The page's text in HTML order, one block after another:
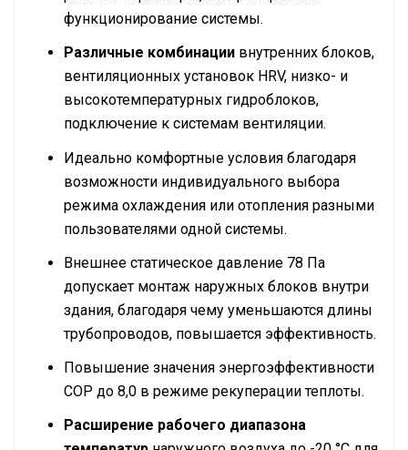
функционирование системы.
Различные комбинации внутренних блоков,
вентиляционных установок HRV, низко- и
высокотемпературных гидроблоков,
подключение к системам вентиляции.
Идеально комфортные условия благодаря
возможности индивидуального выбора
режима охлаждения или отопления разными
пользователями одной системы.
Внешнее статическое давление 78 Па
допускает монтаж наружных блоков внутри
здания, благодаря чему уменьшаются длины
трубопроводов, повышается эффективность.
Повышение значения энергоэффективности
СОР до 8,0 в режиме рекуперации теплоты.
Расширение рабочего диапазона